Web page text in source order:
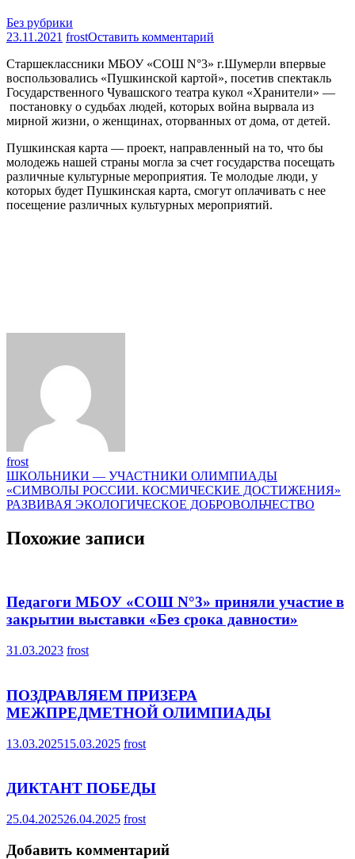
Без рубрики
23.11.2021 frostОставить комментарий
КАРТА
В
ДЕЙСТВИИ
Старшеклассники МБОУ «СОШ N°3» г.Шумерли впервые
воспользовались «Пушкинской картой», посетив спектакль
Государственного Чувашского театра кукол «Хранители» —
постановку о судьбах людей, которых война вырвала из
мирной жизни, о женщинах, оторванных от дома, от детей.
Пушкинская карта — проект, направленный на то, что бы
молодежь нашей страны могла за счет государства посещать
различные культурные мероприятия. Те молодые люди, у
которых будет Пушкинская карта, смогут оплачивать с нее
посещение различных культурных мероприятий.
frost
Навигация
по
ШКОЛЬНИКИ — УЧАСТНИКИ ОЛИМПИАДЫ
«СИМВОЛЫ РОССИИ. КОСМИЧЕСКИЕ ДОСТИЖЕНИЯ»
РАЗВИВАЯ ЭКОЛОГИЧЕСКОЕ ДОБРОВОЛЬЧЕСТВО
Похожие записи
Педагоги МБОУ «СОШ N°3» приняли участие в
закрытии выставки «Без срока давности»
31.03.2023 frost
ПОЗДРАВЛЯЕМ ПРИЗЕРА
МЕЖПРЕДМЕТНОЙ ОЛИМПИАДЫ
13.03.202515.03.2025 frost
ДИКТАНТ ПОБЕДЫ
25.04.202526.04.2025 frost
Добавить комментарий